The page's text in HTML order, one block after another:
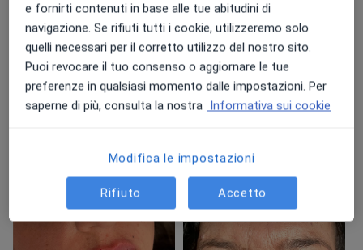
Adulti
Bambini
Tipologia di visite
In studio Visualizza gli indirizzi (2)
Consulenza onlineVisualizza l'agenda online
e fornirti contenuti in base alle tue abitudini di
navigazione. Se rifiuti tutti i cookie, utilizzeremo solo
quelli necessari per il corretto utilizzo del nostro sito.
Puoi revocare il tuo consenso o aggiornare le tue
preferenze in qualsiasi momento dalle impostazioni. Per
saperne di più, consulta la nostra Informativa sui cookie
Modifica le impostazioni
Rifiuto Accetto